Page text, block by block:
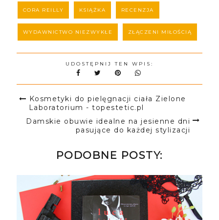
CORA REILLY KSIĄŻKA RECENZJA
WYDAWNICTWO NIEZWYKŁE ZŁĄCZENI MIŁOŚCIĄ
UDOSTĘPNIJ TEN WPIS:
Kosmetyki do pielęgnacji ciała Zielone
Laboratorium - topestetic.pl
Damskie obuwie idealne na jesienne dni
pasujące do każdej stylizacji
PODOBNE POSTY: